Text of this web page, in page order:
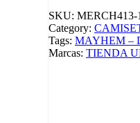
SKU: MERCH413-1
Category:
Tags: MAYHEM –
Marcas: TIENDA